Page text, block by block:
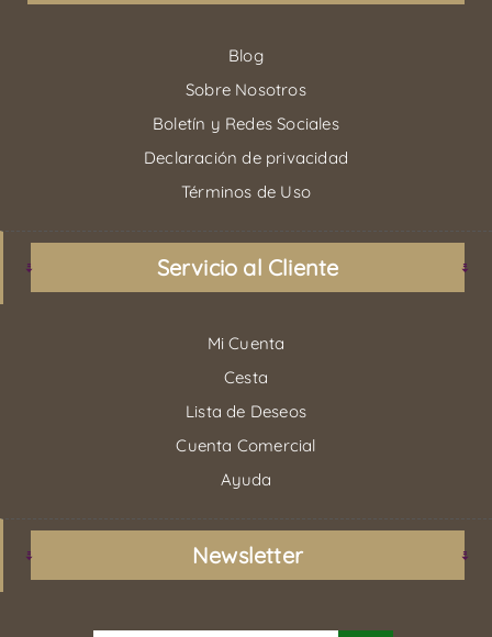
Blog
Sobre Nosotros
Boletín y Redes Sociales
Declaración de privacidad
Términos de Uso
Servicio al Cliente
Mi Cuenta
Cesta
Lista de Deseos
Cuenta Comercial
Ayuda
Newsletter